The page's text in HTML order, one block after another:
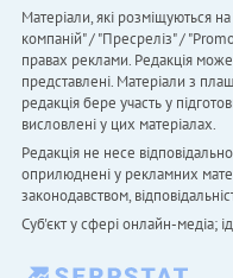
Матеріали, які розміщуються
компаній" / "Пресреліз" /
правах реклами. Редакція
представлені. Матеріали з
редакція бере участь у
висловлені у цих матеріалах.
Редакція не несе
оприлюднені у рекламних
законодавством,
Cуб'єкт у сфері онлайн-медіа;